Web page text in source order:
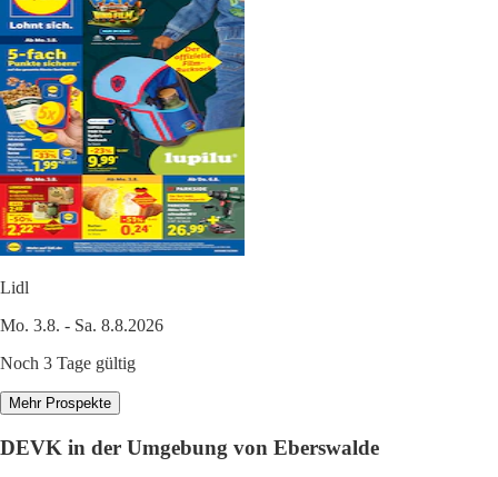
Lidl
Mo. 3.8. - Sa. 8.8.2026
Noch 3 Tage gültig
Mehr Prospekte
DEVK in der Umgebung von Eberswalde